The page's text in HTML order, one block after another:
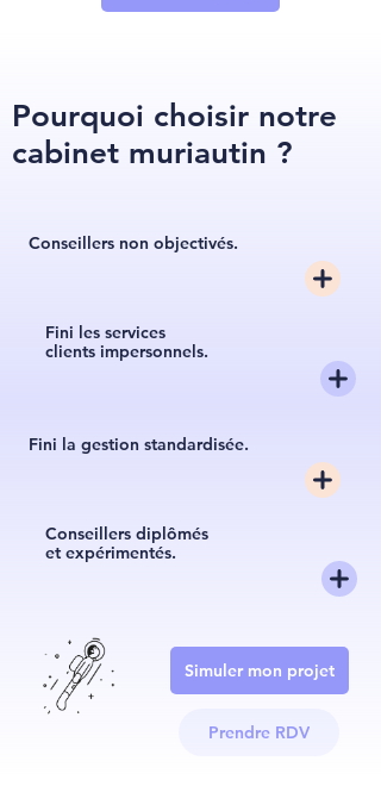
Pourquoi choisir notre
cabinet muriautin ?
Conseillers non objectivés.
Fini les services
clients impersonnels.
Fini la gestion standardisée.
Conseillers diplômés
et expérimentés.
Simuler mon projet
Prendre RDV